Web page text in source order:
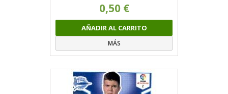
0,50 €
AÑADIR AL CARRITO
MÁS